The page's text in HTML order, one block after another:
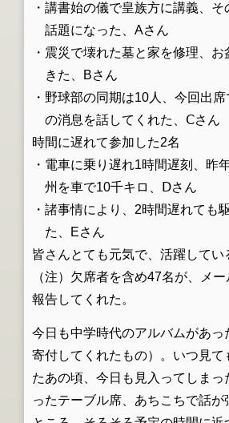
・講書始の儀で皇族方に講義、
話題になった、Aさん
・震災で壊れた墓と家を修理、
きた、Bさん
・野球部の同期は10人、今回出
の消息を話してくれた、Ⅽさん
時間に遅れて参加した2名
・電車に乗り遅れ1時間遅刻、昨
州を車で10千キロ、Ⅾさん
・諸事情により、2時間遅れても
た、Eさん
皆さんとても元気で、活躍してい
（注）欠席者を含め47名が、メ
報告してくれた。
今日も中学時代のアルバムがあっ
寄付してくれたもの）。いつ見て
たあの頃、今日も見入ってしまっ
ったテーブル席、あちこちで話